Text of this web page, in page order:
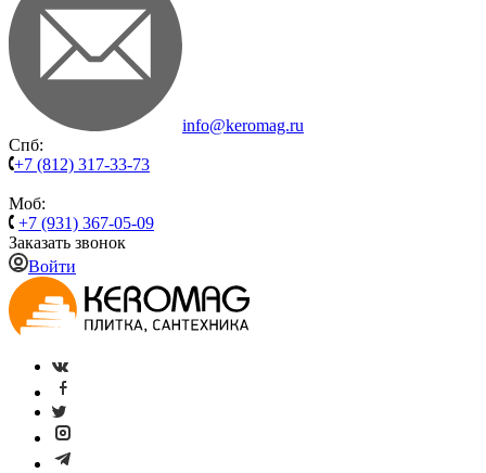
info@keromag.ru
Спб:
+7 (812) 317-33-73
Моб:
+7 (931) 367-05-09
Заказать звонок
Войти